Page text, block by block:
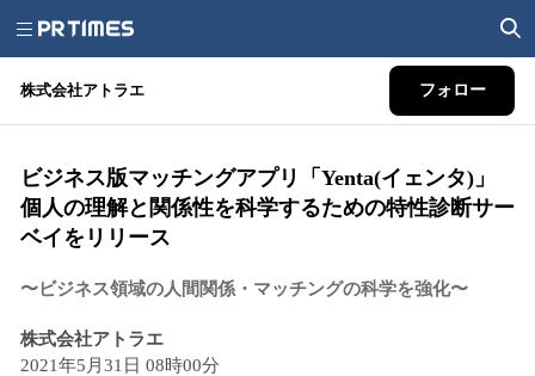
株式会社アトラエ フォロー
ビジネス版マッチングアプリ「Yenta(イェンタ)」
個人の理解と関係性を科学するための特性診断サー
ベイをリリース
〜ビジネス領域の人間関係・マッチングの科学を強化〜
株式会社アトラエ
2021年5月31日 08時00分